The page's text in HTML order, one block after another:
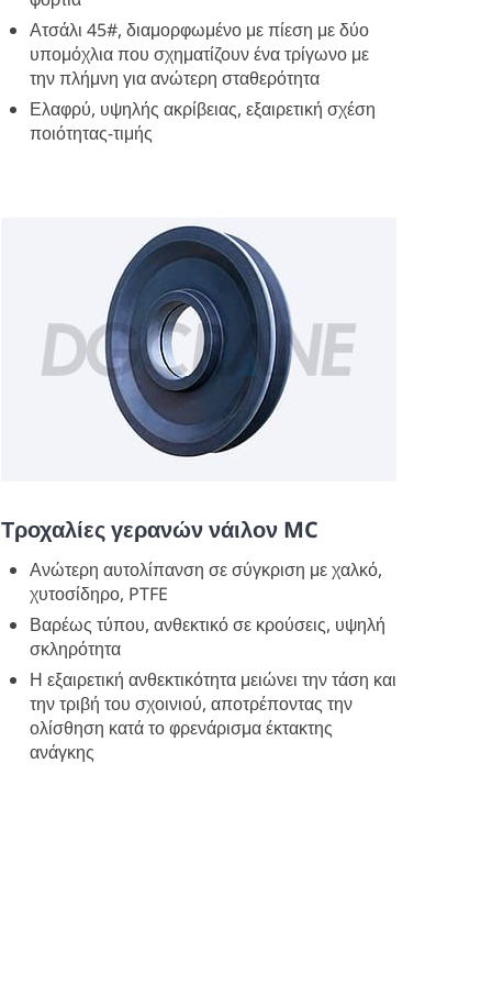
Ατσάλι 45#, διαμορφωμένο με πίεση με δύο
υπομόχλια που σχηματίζουν ένα τρίγωνο με
την πλήμνη για ανώτερη σταθερότητα
Ελαφρύ, υψηλής ακρίβειας, εξαιρετική σχέση
ποιότητας-τιμής
Τροχαλίες γερανών νάιλον MC
Ανώτερη αυτολίπανση σε σύγκριση με χαλκό,
χυτοσίδηρο, PTFE
Βαρέως τύπου, ανθεκτικό σε κρούσεις, υψηλή
σκληρότητα
Η εξαιρετική ανθεκτικότητα μειώνει την τάση και
την τριβή του σχοινιού, αποτρέποντας την
ολίσθηση κατά το φρενάρισμα έκτακτης
ανάγκης